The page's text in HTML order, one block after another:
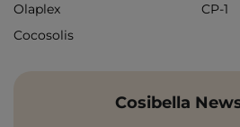
Olaplex
CP-1
Cocosolis
Cosibella